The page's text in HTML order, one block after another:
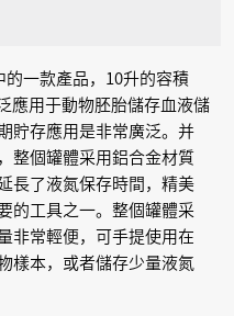
的一款產品，10升的容積
應用于動物胚胎儲存血液儲
貯存應用是非常廣泛。并
整個罐體采用鋁合金材質
長了液氮保存時間，精美
的工具之一。整個罐體采
非常輕便，可手提使用在
樣本，或者儲存少量液氮